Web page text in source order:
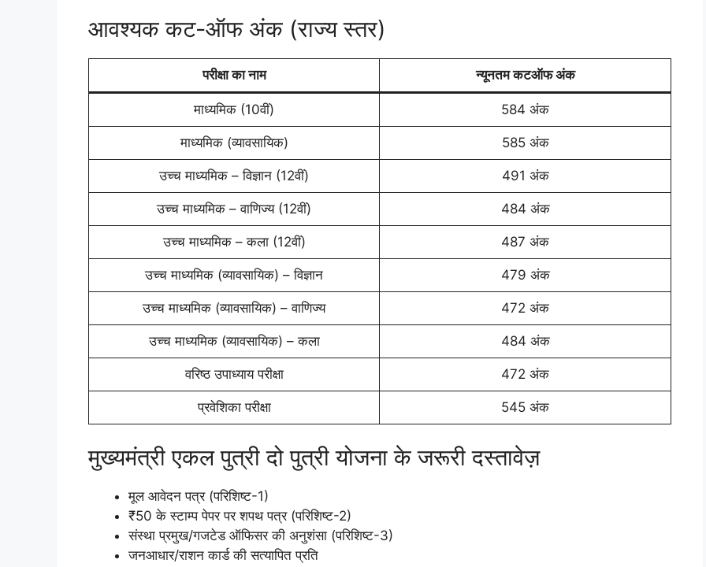
आवश्यक कट-ऑफ अंक (राज्य स्तर)
परीक्षा का नाम न्यूनतम कटऑफ अंक
माध्यमिक (10वीं) 584 अंक
माध्यमिक (व्यावसायिक) 585 अंक
उच्च माध्यमिक – विज्ञान (12वीं) 491 अंक
उच्च माध्यमिक – वाणिज्य (12वीं) 484 अंक
उच्च माध्यमिक – कला (12वीं) 487 अंक
उच्च माध्यमिक (व्यावसायिक) – विज्ञान 479 अंक
उच्च माध्यमिक (व्यावसायिक) – वाणिज्य 472 अंक
उच्च माध्यमिक (व्यावसायिक) – कला 484 अंक
वरिष्ठ उपाध्याय परीक्षा 472 अंक
प्रवेशिका परीक्षा 545 अंक
मुख्यमंत्री एकल पुत्री दो पुत्री योजना के जरूरी दस्तावेज़
मूल आवेदन पत्र (परिशिष्ट-1)
₹50 के स्टाम्प पेपर पर शपथ पत्र (परिशिष्ट-2)
संस्था प्रमुख/गजटेड ऑफिसर की अनुशंसा (परिशिष्ट-3)
जनआधार/राशन कार्ड की सत्यापित प्रति